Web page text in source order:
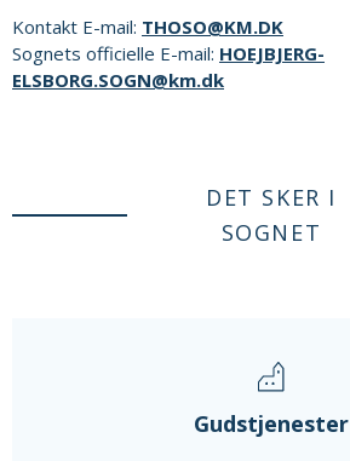
Kontakt E-mail: THOSO@KM.DK
Sognets officielle E-mail: HOEJBJERG-
ELSBORG.SOGN@km.dk
DET SKER I
SOGNET
Gudstjenester